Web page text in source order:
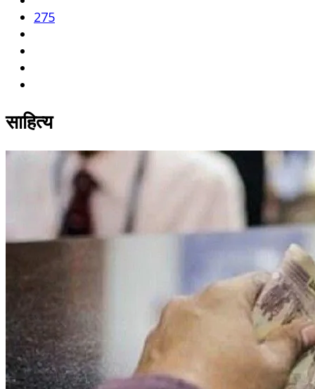
275
साहित्य